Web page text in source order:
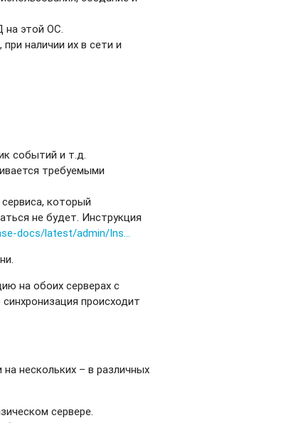
на этой ОС.
наличии их в сети и
событий и т.д.
требуемыми
который
не будет. Инструкция
docs/latest/admin/Ins...
на обоих серверах с
происходит
нескольких – в различных
сервере.